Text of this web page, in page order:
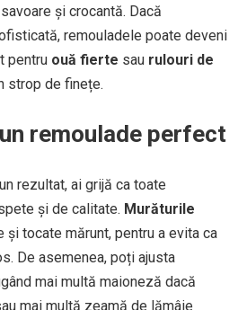
și crocantă. Dacă
remouladele poate deveni
pentru ouă fierte sau rulouri de
strop de finețe.
remoulade perfect
rezultat, ai grijă ca toate
și de calitate. Murăturile
tocate mărunt, pentru a evita ca
De asemenea, poți ajusta
mai multă maioneză dacă
mai multă zeamă de lămâie